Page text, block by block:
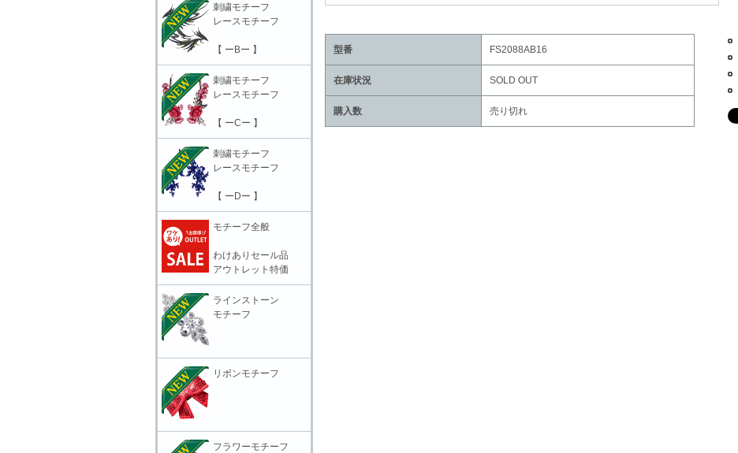
型番 FS2088AB16
在庫状況 SOLD OUT
購入数 売り切れ
刺繍モチーフ
レースモチーフ
【 ーBー 】
刺繍モチーフ
レースモチーフ
【 ーCー 】
刺繍モチーフ
レースモチーフ
【 ーDー 】
モチーフ全般
わけありセール品
アウトレット特価
ラインストーン
モチーフ
リボンモチーフ
フラワーモチーフ